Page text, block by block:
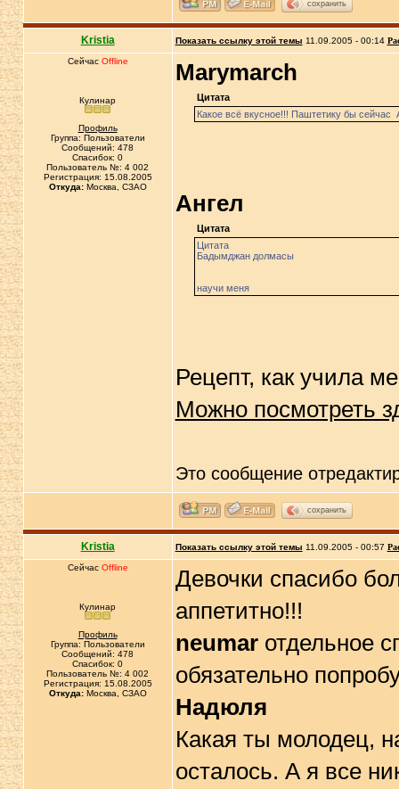
сохранить
Kristia Показать ссылку этой темы 11.09.2005 - 00:14
Сейчас Offline
Кулинар
Профиль
Группа: Пользователи
Сообщений: 478
Спасибок: 0
Пользователь №: 4 002
Регистрация: 15.08.2005
Откуда:Москва, СЗАО
Marymarch
Цитата
Какое всё вкусное!!! Паштетику бы сейчас
Ангел
Цитата
Цитата
Бадымджан долмасы
научи меня
Рецепт, как учила
Можно посмотреть
Это сообщение
сохранить
Kristia Показать ссылку этой темы 11.09.2005 - 00:57
Сейчас Offline
Кулинар
Профиль
Группа: Пользователи
Сообщений: 478
Спасибок: 0
Пользователь №: 4 002
Регистрация: 15.08.2005
Откуда:Москва, СЗАО
Девочки спасибо
аппетитно!!!
neumarотдельное
обязательно
Надюля
Какая ты молодец,
осталось. А я все